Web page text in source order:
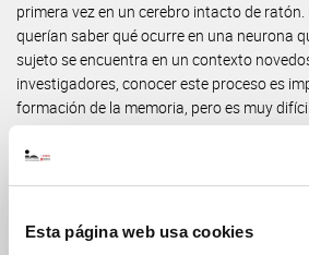
Esta página web usa cookies
primera vez en un cerebro intacto de
querían saber qué ocurre en una neurona
sujeto se encuentra en un contexto
investigadores, conocer este proceso es
formación de la memoria, pero es muy
experimentalmente. Cuando la atención
se activa un grupo muy pequeño de
una activación masiva de las neuronas del